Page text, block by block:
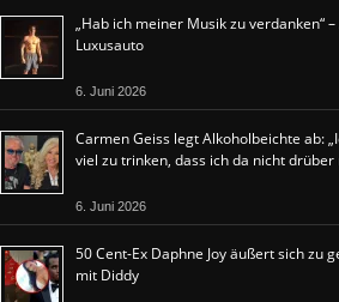
„Hab ich meiner Musik zu verdanken“
Luxusauto
6. Juni 2026
Carmen Geiss legt Alkoholbeichte ab:
viel zu trinken, dass ich da nicht drüber
6. Juni 2026
50 Cent-Ex Daphne Joy äußert sich zu
mit Diddy